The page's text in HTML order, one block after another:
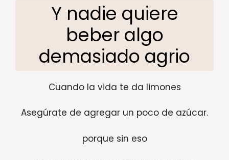
Y nadie quiere
beber algo
demasiado agrio
Cuando la vida te da limones
Asegúrate de agregar un poco de azúcar.
porque sin eso